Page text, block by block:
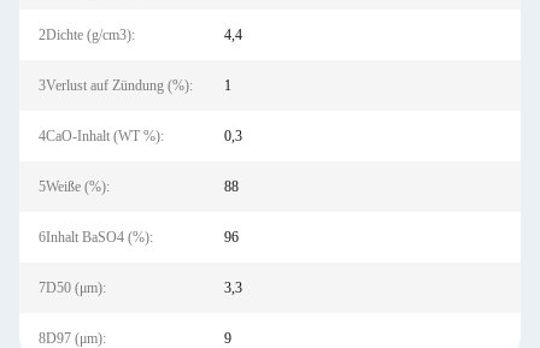
2Dichte (g/cm3): 4,4
3Verlust auf Zündung (%): 1
4CaO-Inhalt (WT %): 0,3
5Weiße (%): 88
6Inhalt BaSO4 (%): 96
7D50 (μm): 3,3
8D97 (μm): 9